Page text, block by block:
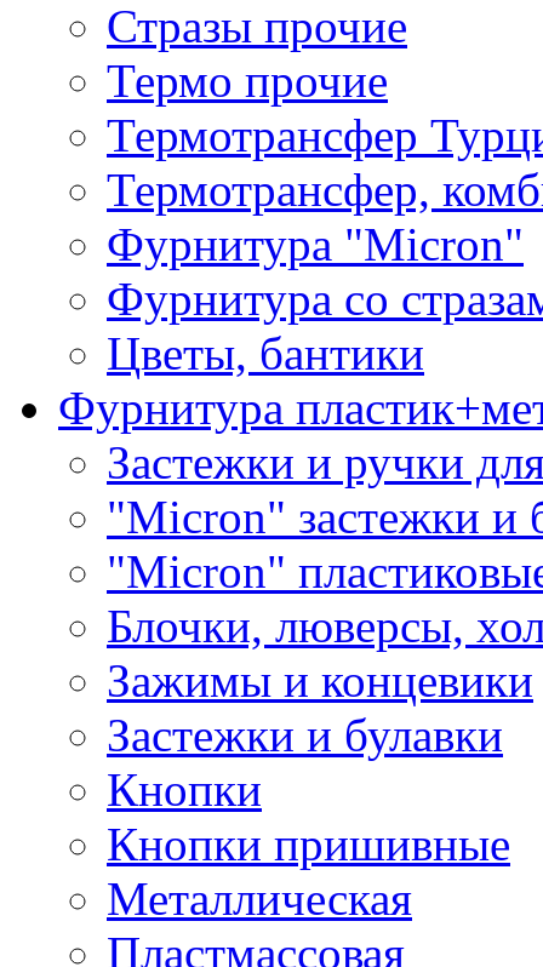
Стразы прочие
Термо прочие
Термотрансфер
Термотрансфер,
Фурнитура "Micron"
Фурнитура со
Цветы, бантики
Фурнитура
Застежки и ручки
"Micron" застежки и
"Micron"
Блочки, люверсы,
Зажимы и концевики
Застежки и булавки
Кнопки
Кнопки пришивные
Металлическая
Пластмассовая